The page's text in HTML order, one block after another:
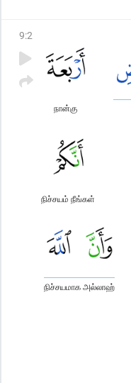
9:2
நான்கு
நிச்சயம் நீங்கள்
நிச்சயமாக அல்லாஹ்